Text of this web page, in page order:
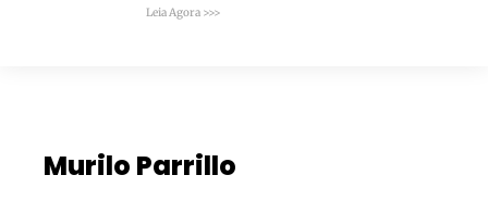
Leia Agora >>>
Murilo Parrillo